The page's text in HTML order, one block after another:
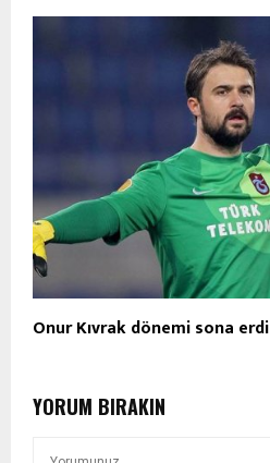
Onur Kıvrak dönemi sona erdi
YORUM BIRAKIN